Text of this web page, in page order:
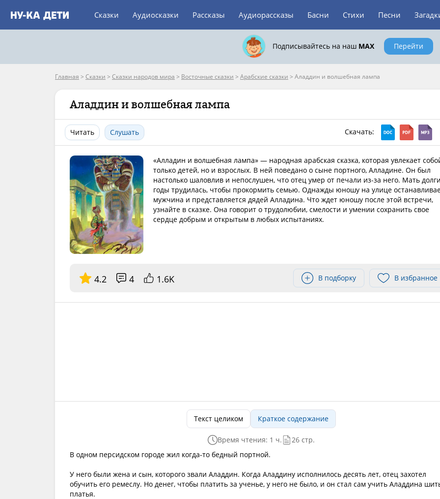
Сказки Аудиосказки Рассказы Аудиорассказы Басни Стихи Песни
Подписывайтесь на наш MAX Перейти
Главная > Сказки > Сказки народов мира > Восточные сказки > Арабские сказки > Аладдин и волшебная лампа
Аладдин и волшебная лампа
Читать Слушать Скачать:
«Алладин и волшебная лампа» — народная арабская сказка, которая увлекает
только детей, но и взрослых. В ней поведано о сыне портного, Алладине. Он был
настолько шаловлив и непослушен, что отец умер от печали из-за него. Мать
годы трудилась, чтобы прокормить семью. Однажды юношу на улице
мужчина и представляется дядей Алладина. Что ждет юношу после этой встречи,
узнайте в сказке. Она говорит о трудолюбии, смелости и умении сохранить свое
сердце добрым и открытым в любых испытаниях.
4.2 4 1.6K В подборку В избранное
Текст целиком Краткое содержание
Время чтения: 1 ч.
26 стр.
В одном персидском городе жил когда-то бедный портной.
У него были жена и сын, которого звали Аладдин. Когда Аладдину исполнилось десять лет, отец захотел
обучить его ремеслу. Но денег, чтобы платить за ученье, у него не было, и он стал сам учить Аладдина
платья.